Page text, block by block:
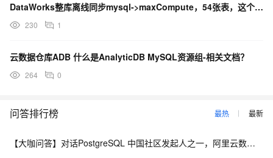
DataWorks整库离线同步mysql->maxCompute，54张表，这个资源组能支撑的住吗？
230 1
云数据仓库ADB 什么是AnalyticDB MySQL资源组-相关文档？
264 0
问答排行榜 最热 最新
【大咖问答】对话PostgreSQL 中国社区发起人之一，阿里云数据库高级专家 德哥